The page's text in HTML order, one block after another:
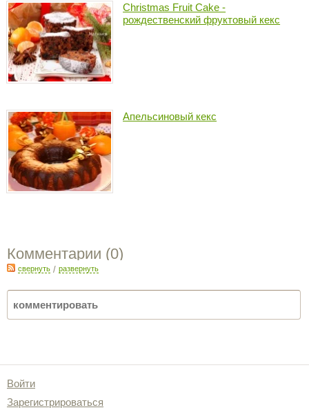
Christmas Fruit Cake -
рождественский фруктовый кекс
Апельсиновый кекс
Комментарии (0)
свернуть / развернуть
Войти
Зарегистрироваться